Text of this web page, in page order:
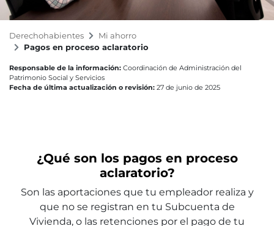
Derechohabientes
Mi ahorro
Pagos en proceso aclaratorio
Responsable de la información: Coordinación de Administración del
Patrimonio Social y Servicios
Fecha de última actualización o revisión: 27 de junio de 2025
¿Qué son los pagos en proceso
aclaratorio?
Son las aportaciones que tu empleador realiza y
que no se registran en tu Subcuenta de
Vivienda, o las retenciones por el pago de tu